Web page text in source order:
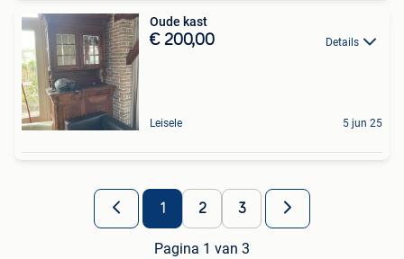
Oude kast
€ 200,00 Details
Leisele 5 jun 25
1 2 3
Pagina 1 van 3